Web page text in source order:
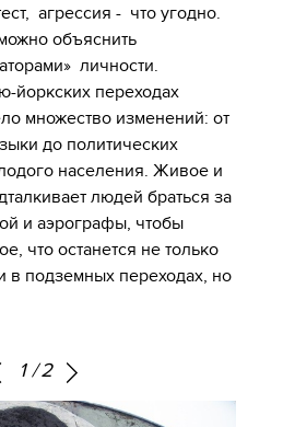
агрессия - что угодно.
объяснить
личности.
йоркских переходах
множество изменений: от
до политических
населения. Живое и
людей браться за
и аэрографы, чтобы
что останется не только
в подземных переходах, но
1/2